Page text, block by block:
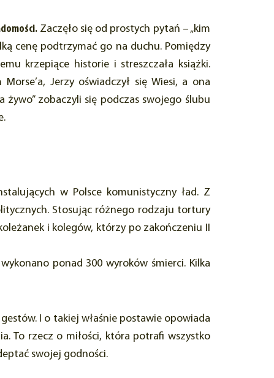
Zaczęło się od prostych pytań – „kim
cenę podtrzymać go na duchu. Pomiędzy
krzepiące historie i streszczała książki.
Jerzy oświadczył się Wiesi, a ona
zobaczyli się podczas swojego ślubu
w Polsce komunistyczny ład. Z
Stosując różnego rodzaju tortury
i kolegów, którzy po zakończeniu II
ponad 300 wyroków śmierci. Kilka
I o takiej właśnie postawie opowiada
To rzecz o miłości, która potrafi wszystko
swojej godności.